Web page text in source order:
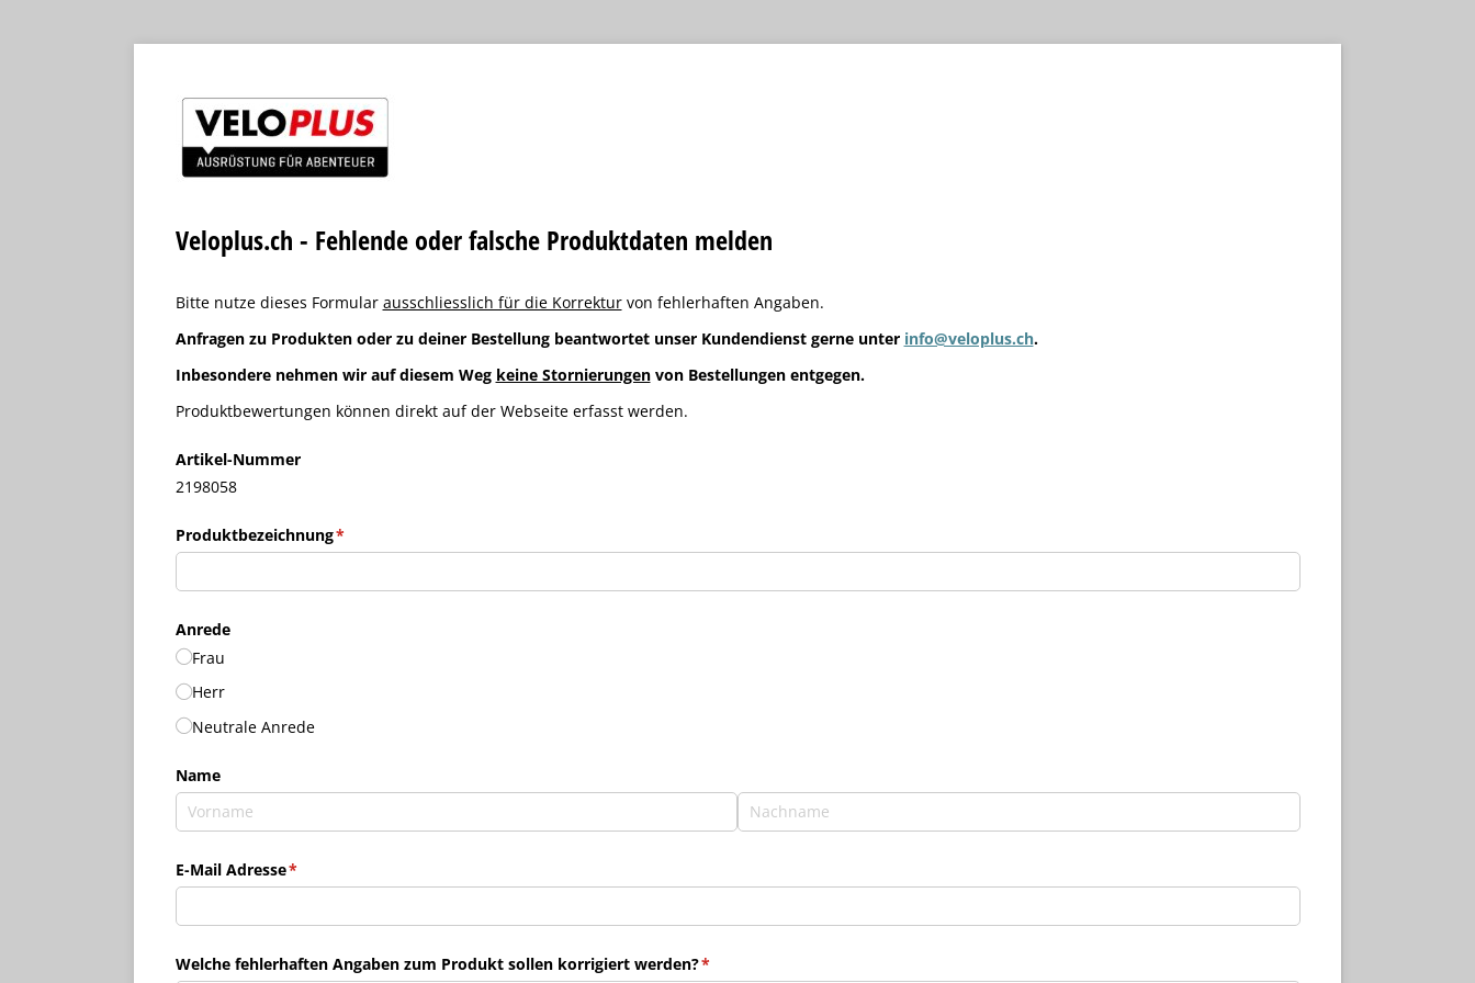
Veloplus.ch - Fehlende oder falsche Produktdaten melden
Bitte nutze dieses Formular ausschliesslich für die Korrekturvon fehlerhaften Angaben.
Anfragen zu Produkten oder zu deiner Bestellung beantwortet unser Kundendienst gerne unter info@veloplus.ch.
Inbesondere nehmen wir auf diesem Weg keine Stornierungenvon Bestellungen entgegen.
Produktbewertungen können direkt auf der Webseite erfasst werden.
Artikel-Nummer
2198058
Produktbezeichnung*
(erforderlich)
Anrede
Frau
Herr
Neutrale Anrede
Name
E-Mail Adresse*
(erforderlich)
Welche fehlerhaften Angaben zum Produkt sollen korrigiert werden?*
(erforderlich)